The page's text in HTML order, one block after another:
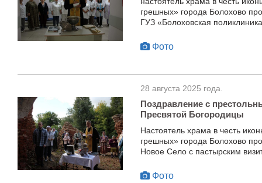
грешных» города Болохово
ГУЗ «Болоховская
Фото
28 августа 2025 года.
Поздравление с
Пресвятой Богородицы
Настоятель храма в честь
грешных» города Болохово
Новое Село с пастырским
Фото